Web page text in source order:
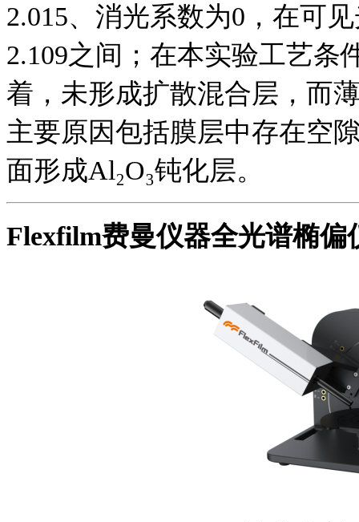
2.015、消光系数为0，在可
2.109之间；在本实验工艺条
着，未形成扩散混合层，而
主要原因包括膜层中存在空
面形成Al₂O₃钝化层。
Flexfilm费曼仪器全光谱椭偏